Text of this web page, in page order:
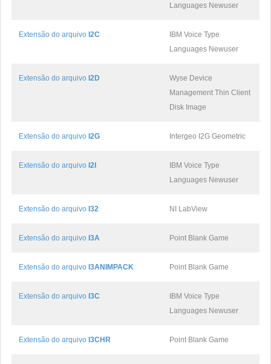
Languages Newuser
Extensão do arquivo I2C
IBM Voice Type
Languages Newuser
Extensão do arquivo I2D
Wyse Device
Management Thin Client
Disk Image
Extensão do arquivo I2G Intergeo I2G Geometric
Extensão do arquivo I2I
IBM Voice Type
Languages Newuser
Extensão do arquivo I32 NI LabView
Extensão do arquivo I3A Point Blank Game
Extensão do arquivo I3ANIMPACK Point Blank Game
Extensão do arquivo I3C
IBM Voice Type
Languages Newuser
Extensão do arquivo I3CHR Point Blank Game